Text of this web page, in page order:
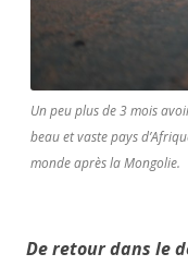
Un peu plus de 3 mois
beau et vaste pays
monde après la Mongolie.
De retour dans le